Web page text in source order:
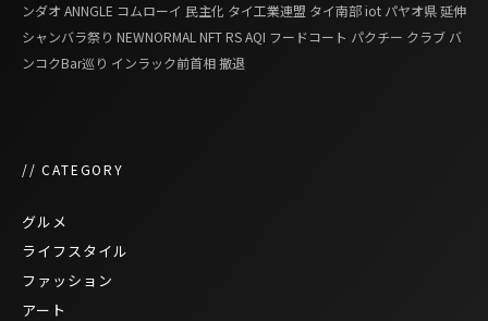
ンダオ ANNGLE コムローイ 民主化 タイ工業連盟 タイ南部 iot パヤオ県延伸
シャンバラ祭り NEWNORMAL NFTRSAQI フードコート パクチー クラブ バ
ンコクBar巡り インラック前首相撤退
// CATEGORY
グルメ
ライフスタイル
ファッション
アート